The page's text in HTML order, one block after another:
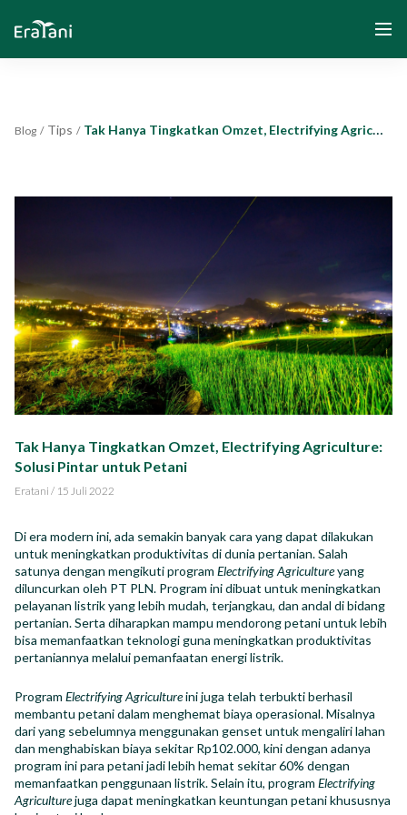
About Us
Solution
Community and Program
Yayasan Segenggam Beras
Media
Career
ID EN
Blog / Tips / Tak Hanya Tingkatkan Omzet, Electrifying Agriculture: Solusi Pintar untuk Petani
Tak Hanya Tingkatkan Omzet, Electrifying Agriculture:
Solusi Pintar untuk Petani
Eratani / 15 Juli 2022
Di era modern ini, ada semakin banyak cara yang dapat dilakukan
untuk meningkatkan produktivitas di dunia pertanian. Salah
satunya dengan mengikuti program Electrifying Agricultureyang
diluncurkan oleh PT PLN. Program ini dibuat untuk meningkatkan
pelayanan listrik yang lebih mudah, terjangkau, dan andal di bidang
pertanian. Serta diharapkan mampu mendorong petani untuk lebih
bisa memanfaatkan teknologi guna meningkatkan produktivitas
pertaniannya melalui pemanfaatan energi listrik.
Program Electrifying Agricultureini juga telah terbukti berhasil
membantu petani dalam menghemat biaya operasional. Misalnya
dari yang sebelumnya menggunakan genset untuk mengaliri lahan
dan menghabiskan biaya sekitar Rp102.000, kini dengan adanya
program ini para petani jadi lebih hemat sekitar 60% dengan
memanfaatkan penggunaan listrik. Selain itu, program Electrifying
Agriculturejuga dapat meningkatkan keuntungan petani khususnya